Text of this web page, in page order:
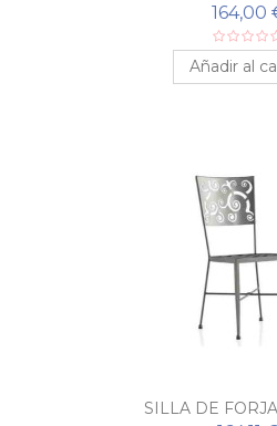
164,00
Añadir al
SILLA DE